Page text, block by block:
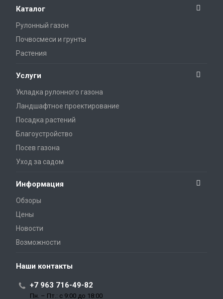
Каталог
Рулонный газон
Почвосмеси и грунты
Растения
Услуги
Укладка рулонного газона
Ландшафтное проектирование
Посадка растений
Благоустройство
Посев газона
Уход за садом
Информация
Обзоры
Цены
Новости
Возможности
Наши контакты
+7 963 716-49-82
Пн. – Пт.: с 9:00 до 18:00